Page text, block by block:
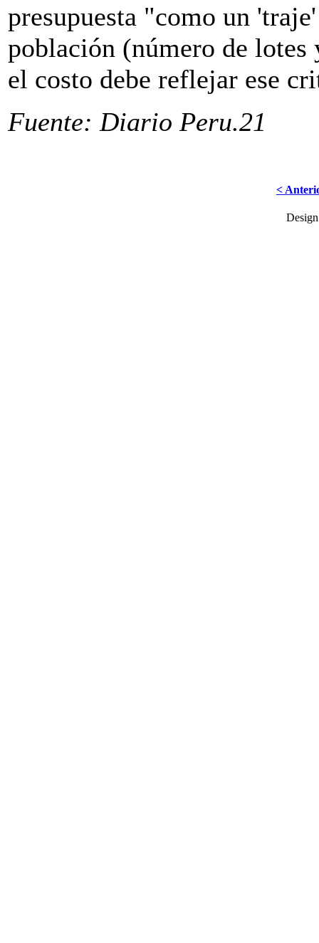
presupuesta "como un
población (número de lotes
el costo debe reflejar ese
Fuente: Diario Peru.21
<